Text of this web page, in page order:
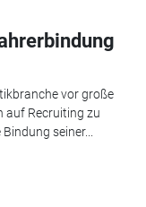
vor große
auf Recruiting zu
seiner...